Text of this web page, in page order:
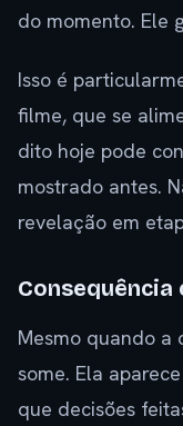
do momento. Ele
Isso é
filme, que se
dito hoje pode
mostrado antes.
revelação em
Mesmo quando a
some. Ela
que decisões